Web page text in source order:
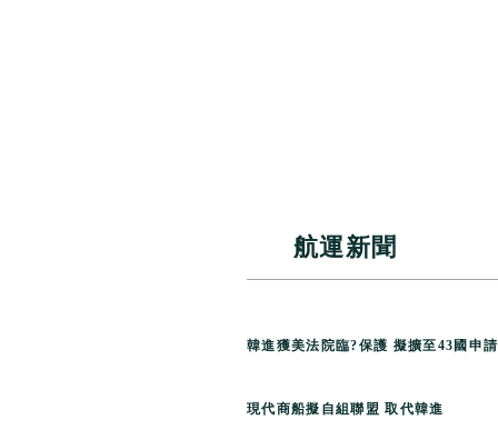
航運新聞
韓進獲美法院臨?保護 擬擴至43 國申請
現代商船擬自組聯盟 取代韓進